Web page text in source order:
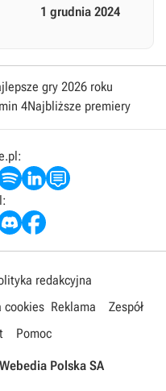
1 grudnia 2024
gry 2026 roku
4Najbliższe premiery
redakcyjna
cookies Reklama
Zespół
Pomoc
Webedia Polska SA